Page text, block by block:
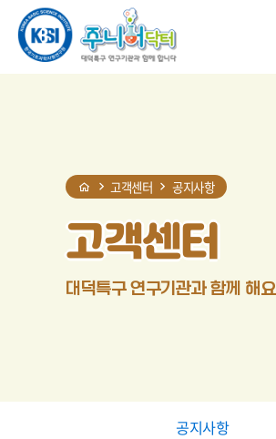
반복영역
건너뛰기
고객센터 공지사항
고객센터
대덕특구 연구기관과 함께 해요
공지사항
단계
프린트
공유